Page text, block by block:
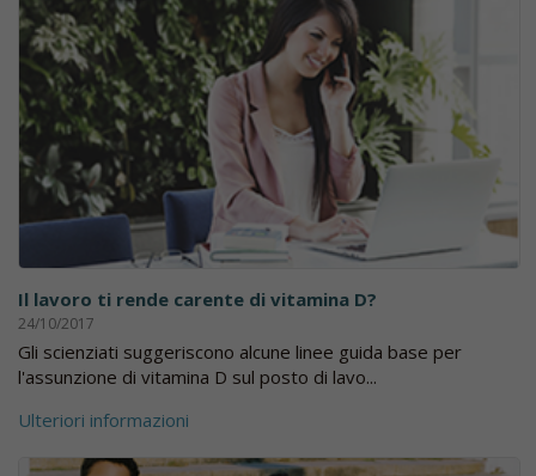
Il lavoro ti rende carente di vitamina D?
24/10/2017
Gli scienziati suggeriscono alcune linee guida base per
l'assunzione di vitamina D sul posto di lavo...
Ulteriori informazioni